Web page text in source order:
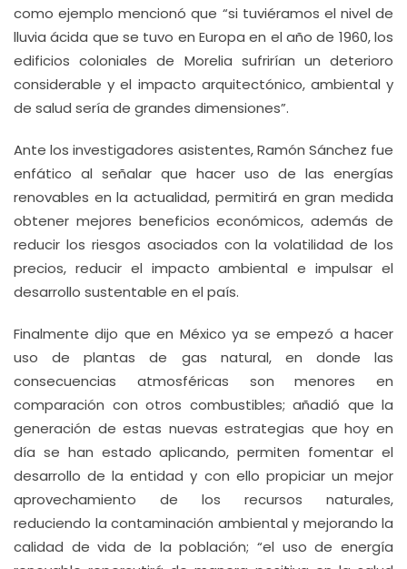
como ejemplo mencionó que “si tuviéramos el nivel de
lluvia ácida que se tuvo en Europa en el año de 1960, los
edificios coloniales de Morelia sufrirían un deterioro
considerable y el impacto arquitectónico, ambiental y
de salud sería de grandes dimensiones”.
Ante los investigadores asistentes, Ramón Sánchez fue
enfático al señalar que hacer uso de las energías
renovables en la actualidad, permitirá en gran medida
obtener mejores beneficios económicos, además de
reducir los riesgos asociados con la volatilidad de los
precios, reducir el impacto ambiental e impulsar el
desarrollo sustentable en el país.
Finalmente dijo que en México ya se empezó a hacer
uso de plantas de gas natural, en donde las
consecuencias atmosféricas son menores en
comparación con otros combustibles; añadió que la
generación de estas nuevas estrategias que hoy en
día se han estado aplicando, permiten fomentar el
desarrollo de la entidad y con ello propiciar un mejor
aprovechamiento de los recursos naturales,
reduciendo la contaminación ambiental y mejorando la
calidad de vida de la población; “el uso de energía